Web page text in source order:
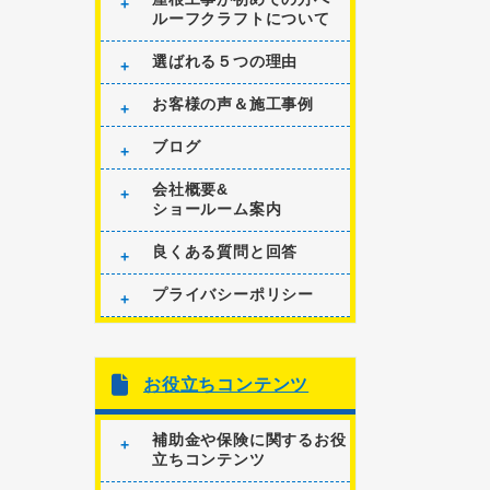
ルーフクラフトについて
選ばれる５つの理由
お客様の声＆施工事例
ブログ
会社概要&
ショールーム案内
良くある質問と回答
プライバシーポリシー
お役立ちコンテンツ
補助金や保険に関するお役
立ちコンテンツ